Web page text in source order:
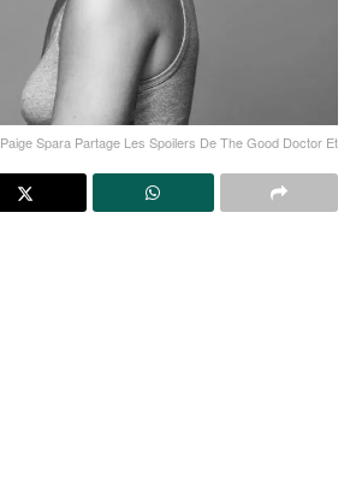
Paige Spara Partage Les Spoilers De The Good Doctor Et